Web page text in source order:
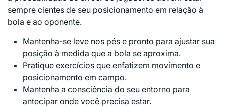
sempre cientes de seu posicionamento em relação à
bola e ao oponente.
Mantenha-se leve nos pés e pronto para ajustar sua
posição à medida que a bola se aproxima.
Pratique exercícios que enfatizem movimento e
posicionamento em campo.
Mantenha a consciência do seu entorno para
antecipar onde você precisa estar.